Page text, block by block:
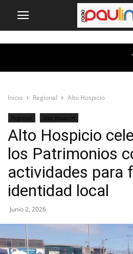
Inicio Regional Alto Hospicio
Regional Alto Hospicio
Alto Hospicio
los Patrimonios
actividades para
identidad local
Junio 2, 2026